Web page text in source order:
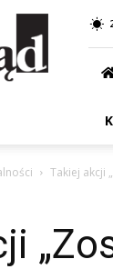
Takiej akcji